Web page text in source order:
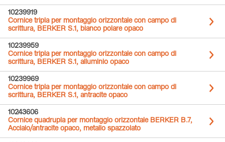
10239919
Cornice tripla per montaggio orizzontale con campo di
scrittura, BERKER S.1, bianco polare opaco
10239959
Cornice tripla per montaggio orizzontale con campo di
scrittura, BERKER S.1, alluminio opaco
10239969
Cornice tripla per montaggio orizzontale con campo di
scrittura, BERKER S.1, antracite opaco
10243606
Cornice quadrupla per montaggio orizzontale BERKER B.7,
Acciaio/antracite opaco, metallo spazzolato